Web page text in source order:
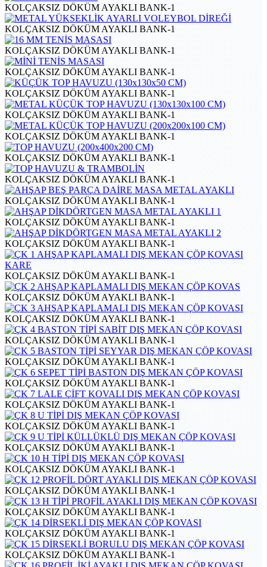
KOLÇAKSIZ DÖKÜM AYAKLI BANK-1
KOLÇAKSIZ DÖKÜM AYAKLI BANK-1
KOLÇAKSIZ DÖKÜM AYAKLI BANK-1
KOLÇAKSIZ DÖKÜM AYAKLI BANK-1
KOLÇAKSIZ DÖKÜM AYAKLI BANK-1
KOLÇAKSIZ DÖKÜM AYAKLI BANK-1
KOLÇAKSIZ DÖKÜM AYAKLI BANK-1
KOLÇAKSIZ DÖKÜM AYAKLI BANK-1
KOLÇAKSIZ DÖKÜM AYAKLI BANK-1
KOLÇAKSIZ DÖKÜM AYAKLI BANK-1
KOLÇAKSIZ DÖKÜM AYAKLI BANK-1
KOLÇAKSIZ DÖKÜM AYAKLI BANK-1
KOLÇAKSIZ DÖKÜM AYAKLI BANK-1
KOLÇAKSIZ DÖKÜM AYAKLI BANK-1
KOLÇAKSIZ DÖKÜM AYAKLI BANK-1
KOLÇAKSIZ DÖKÜM AYAKLI BANK-1
KOLÇAKSIZ DÖKÜM AYAKLI BANK-1
KOLÇAKSIZ DÖKÜM AYAKLI BANK-1
KOLÇAKSIZ DÖKÜM AYAKLI BANK-1
KOLÇAKSIZ DÖKÜM AYAKLI BANK-1
KOLÇAKSIZ DÖKÜM AYAKLI BANK-1
KOLÇAKSIZ DÖKÜM AYAKLI BANK-1
KOLÇAKSIZ DÖKÜM AYAKLI BANK-1
KOLÇAKSIZ DÖKÜM AYAKLI BANK-1
KOLÇAKSIZ DÖKÜM AYAKLI BANK-1
KOLÇAKSIZ DÖKÜM AYAKLI BANK-1